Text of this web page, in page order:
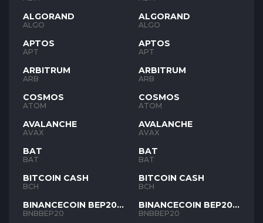
ALGORAND
ALGO
APTOS
APT
ARBITRUM
ARB
COSMOS
ATOM
AVALANCHE
AVAX
BAT
BAT
BITCOIN CASH
BCH
BINANCECOIN BEP20
BNB
BNBBEP20
ALGORAND
ALGO
APTOS
APT
ARBITRUM
ARB
COSMOS
ATOM
AVALANCHE
AVAX
BAT
BAT
BITCOIN CASH
BCH
BINANCECOIN BEP20
BNB
BNBBEP20